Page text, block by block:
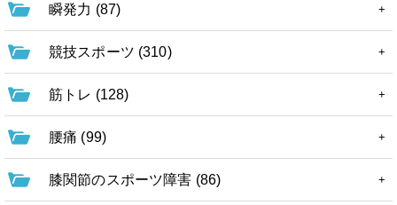
瞬発力 (87)
競技スポーツ (310)
筋トレ (128)
腰痛 (99)
膝関節のスポーツ障害 (86)